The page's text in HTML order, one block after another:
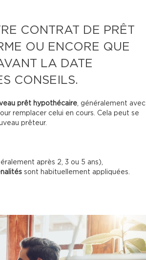
CONTRAT DE PRÊT
OU ENCORE QUE
LA DATE
CONSEILS.
prêt hypothécaire, généralement avec
remplacer celui en cours. Cela peut se
prêteur.
après 2, 3 ou 5 ans),
sont habituellement appliquées.